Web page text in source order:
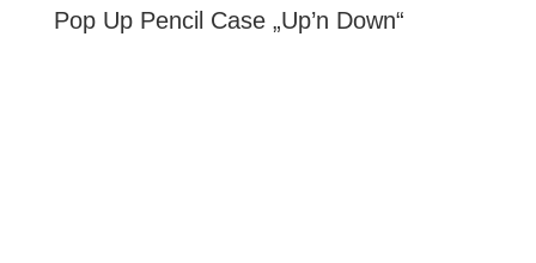
Pop Up Pencil Case „Up’n Down“